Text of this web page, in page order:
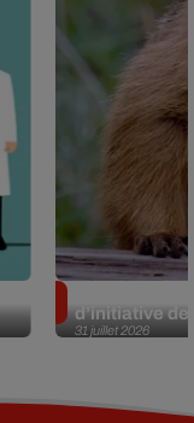
31 juillet 2026
d’initiative